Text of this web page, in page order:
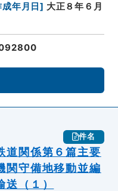
成年月日] 大正８年６月
件名
道関係第６篇主要
関守備地移動並編
（１）